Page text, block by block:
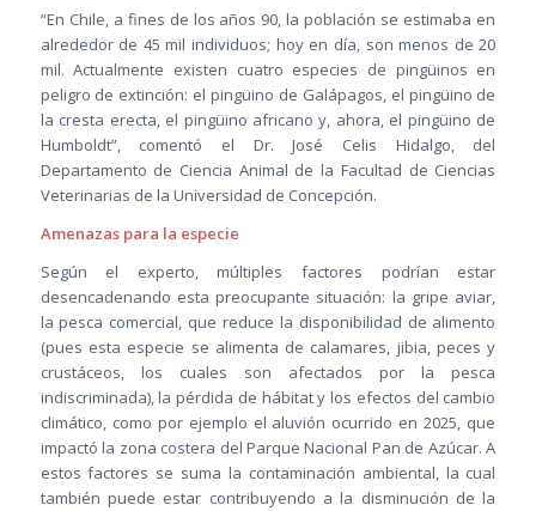
“En Chile, a fines de los años 90, la población se estimaba en
alrededor de 45 mil individuos; hoy en día, son menos de 20
mil. Actualmente existen cuatro especies de pingüinos en
peligro de extinción: el pingüino de Galápagos, el pingüino de
la cresta erecta, el pingüino africano y, ahora, el pingüino de
Humboldt”, comentó el Dr. José Celis Hidalgo, del
Departamento de Ciencia Animal de la Facultad de Ciencias
Veterinarias de la Universidad de Concepción.
Amenazas para la especie
Según el experto, múltiples factores podrían estar
desencadenando esta preocupante situación: la gripe aviar,
la pesca comercial, que reduce la disponibilidad de alimento
(pues esta especie se alimenta de calamares, jibia, peces y
crustáceos, los cuales son afectados por la pesca
indiscriminada), la pérdida de hábitat y los efectos del cambio
climático, como por ejemplo el aluvión ocurrido en 2025, que
impactó la zona costera del Parque Nacional Pan de Azúcar. A
estos factores se suma la contaminación ambiental, la cual
también puede estar contribuyendo a la disminución de la